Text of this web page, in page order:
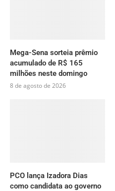
Mega-Sena sorteia prêmio
acumulado de R$ 165
milhões neste domingo
8 de agosto de 2026
PCO lança Izadora Dias
como candidata ao governo